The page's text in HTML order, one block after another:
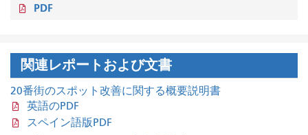
PDF
関連レポートおよび文書
20番街のスポット改善に関する概要説明書
英語のPDF
スペイン語版PDF